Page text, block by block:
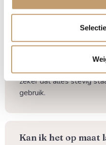
Wordt het meubel
geleverd?
Nee. Al onze meubels
geleverd, dus niet in
zeker dat alles stevig
gebruik.
Kan ik het op maat